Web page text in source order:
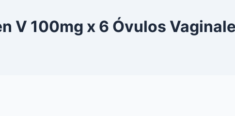
V 100mg x 6 Óvulos